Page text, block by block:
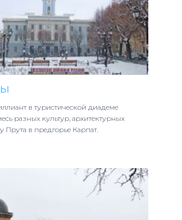
в туристической диадеме
разных культур, архитектурных
Прута в предгорье Карпат.